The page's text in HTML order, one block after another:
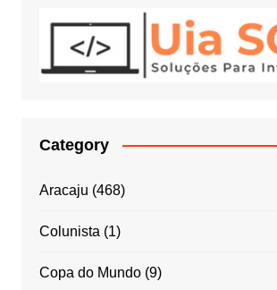
Category
Aracaju (468)
Colunista (1)
Copa do Mundo(9)